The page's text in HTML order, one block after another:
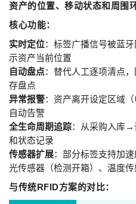
资产的位置、移动状态和周围
核心功能：
实时定位：标签广播信号被蓝
示资产当前位置
自动盘点：替代人工逐项清点
存盘点
异常报警：资产离开设定区域
自动告警
全生命周期追踪：从采购入库
和状态记录
传感器扩展：部分标签支持加
光传感器（检测开箱）、温度
与传统RFID方案的对比：